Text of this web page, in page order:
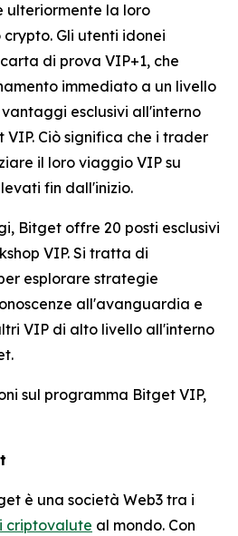
ulteriormente la loro
Gli utenti idonei
di prova VIP+1, che
immediato a un livello
esclusivi all'interno
Ciò significa che i trader
il loro viaggio VIP su
fin dall'inizio.
Bitget offre 20 posti esclusivi
VIP. Si tratta di
esplorare strategie
all'avanguardia e
VIP di alto livello all'interno
sul programma Bitget VIP,
è una società Web3 tra i
criptovalute al mondo. Con